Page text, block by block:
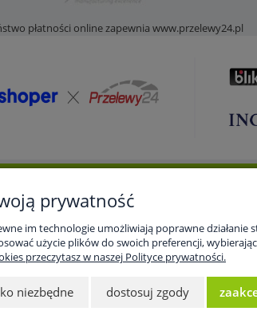
płatności online zapewnia www.przelewy24.pl
Dostawa i dostawa
Koszty dostawy
Czas realizacji zamówień
Twoje
prywatność
im technologie umożliwiają poprawne
użycie plików do swoich preferencji,
przeczytasz w naszej Polityce prywatności.
niezbędne dostosuj zgody